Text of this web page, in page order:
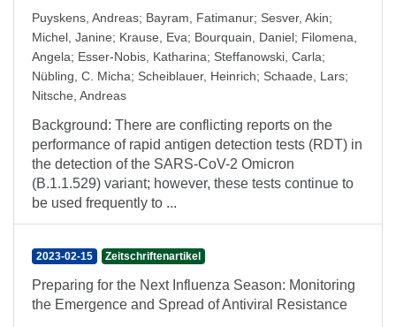
Puyskens, Andreas; Bayram, Fatimanur; Sesver, Akin;
Michel, Janine; Krause, Eva; Bourquain, Daniel; Filomena,
Angela; Esser-Nobis, Katharina; Steffanowski, Carla;
Nübling, C. Micha; Scheiblauer, Heinrich; Schaade, Lars;
Nitsche, Andreas
Background: There are conflicting reports on the
performance of rapid antigen detection tests (RDT) in
the detection of the SARS-CoV-2 Omicron
(B.1.1.529) variant; however, these tests continue to
be used frequently to ...
2023-02-15 Zeitschriftenartikel
Preparing for the Next Influenza Season: Monitoring
the Emergence and Spread of Antiviral Resistance